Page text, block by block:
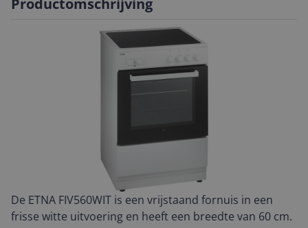
Productomschrijving
De ETNA FIV560WIT is een vrijstaand fornuis in een
frisse witte uitvoering en heeft een breedte van 60 cm.